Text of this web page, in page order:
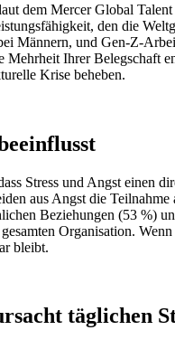
dem Mercer Global
den die
Männern, und Gen-Z-
Ihrer Belegschaft
Krise beheben.
Stress und Angst einen
aus Angst die
Beziehungen (53 %)
Organisation.
bleibt.
täglichen